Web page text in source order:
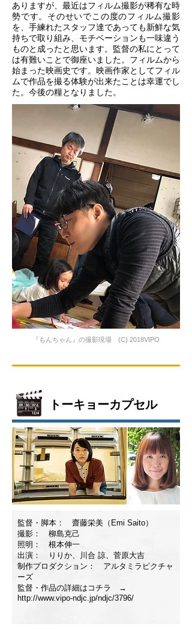
ありますが、最近はフィルム撮影が稀有な時
勢です。そのせいでこの度のフィルム撮影
を、手練れたスタッフ達であっても新鮮な気
持ちで取り組み、モチベーションも一味違う
ものと成ったと思います。監督の私にとって
は有難いことで御座いました。フィルムから
始まった映画史です。映画作家としてフィル
ムで作品を撮る体験が出来たことは幸運でし
た。今後の糧となりました。
『もんちゃん』の撮影現場 (C) 2018VIPO
トーキョーカプセル
監督・脚本： 齋藤栄美（Emi Saito）
撮影： 柳島克己
照明： 根本伸一
出演： りりか、川合 諒、菅原大吉
制作プロダクション： アルタミラピクチャ
ーズ
監督・作品の詳細はコチラ →
http://www.vipo-ndjc.jp/ndjc/3796/